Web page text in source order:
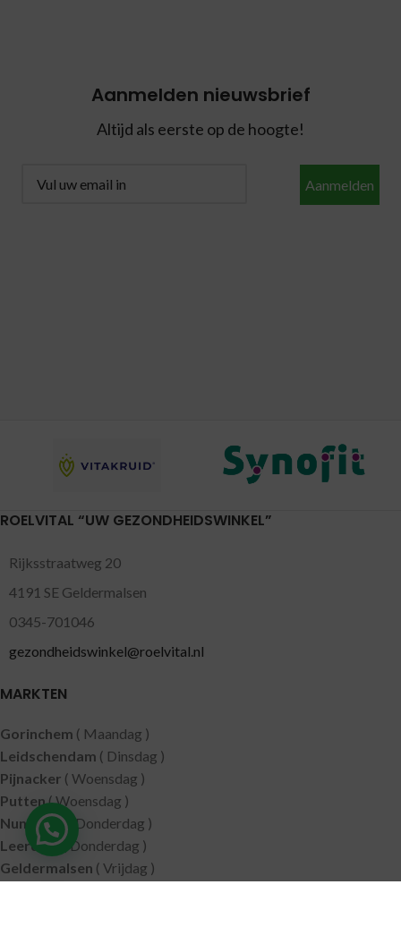
Aanmelden nieuwsbrief
Altijd als eerste op de hoogte!
Aanmelden
ROELVITAL “UW GEZONDHEIDSWINKEL”
Rijksstraatweg 20
4191 SE Geldermalsen
0345-701046
gezondheidswinkel@roelvital.nl
MARKTEN
Gorinchem ( Maandag )
Leidschendam ( Dinsdag )
Pijnacker ( Woensdag )
Putten( Woensdag )
Nunspeet( Donderdag )
Leerdam( Donderdag )
Geldermalsen ( Vrijdag )